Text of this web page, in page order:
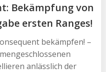
Bekämpfung von
ersten Ranges!
bekämpfen! –
anlässlich der